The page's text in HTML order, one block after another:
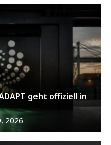
geht offiziell in
2026